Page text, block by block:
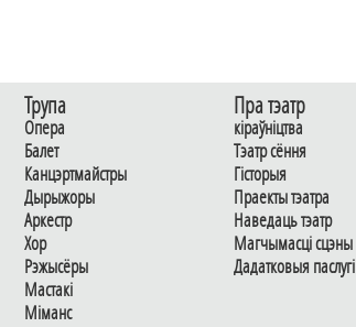
Трупа
Опера
Балет
Канцэртмайстры
Дырыжоры
Аркестр
Хор
Рэжысёры
Мастакі
Мiманс
Пра тэатр
кіраўніцтва
Тэатр сёння
Гiсторыя
Праекты тэатра
Наведаць тэатр
Магчымасцi сцэны
Дадаткoвыя паслугi